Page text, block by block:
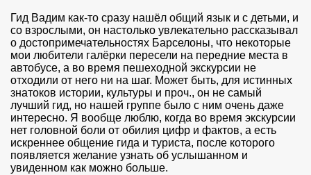
Гид Вадим как-то сразу нашёл общий язык и с детьми, и
со взрослыми, он настолько увлекательно рассказывал
о достопримечательностях Барселоны, что некоторые
мои любители галёрки пересели на передние места в
автобусе, а во время пешеходной экскурсии не
отходили от него ни на шаг. Может быть, для истинных
знатоков истории, культуры и проч., он не самый
лучший гид, но нашей группе было с ним очень даже
интересно. Я вообще люблю, когда во время экскурсии
нет головной боли от обилия цифр и фактов, а есть
искреннее общение гида и туриста, после которого
появляется желание узнать об услышанном и
увиденном как можно больше.